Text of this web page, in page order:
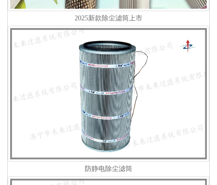
2025新款除尘滤筒上市
防静电除尘滤筒